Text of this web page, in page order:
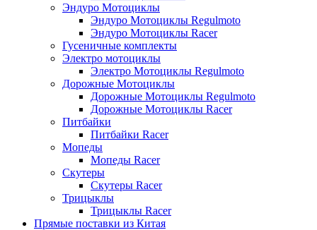
Эндуро Мотоциклы
Эндуро Мотоциклы Regulmoto
Эндуро Мотоциклы Racer
Гусеничные комплекты
Электро мотоциклы
Электро Мотоциклы Regulmoto
Дорожные Мотоциклы
Дорожные Мотоциклы Regulmoto
Дорожные Мотоциклы Racer
Питбайки
Питбайки Racer
Мопеды
Мопеды Racer
Скутеры
Скутеры Racer
Трицыклы
Трицыклы Racer
Прямые поставки из Китая